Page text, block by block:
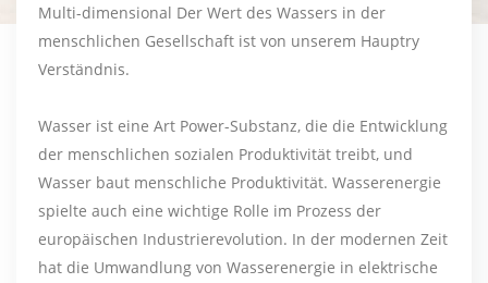
Multi-dimensional Der Wert des Wassers in der
menschlichen Gesellschaft ist von unserem Hauptry
Verständnis.
Wasser ist eine Art Power-Substanz, die die Entwicklung
der menschlichen sozialen Produktivität treibt, und
Wasser baut menschliche Produktivität. Wasserenergie
spielte auch eine wichtige Rolle im Prozess der
europäischen Industrierevolution. In der modernen Zeit
hat die Umwandlung von Wasserenergie in elektrische